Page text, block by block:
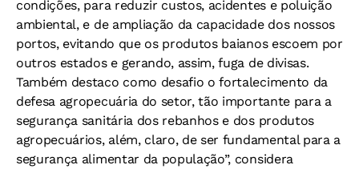
condições, para reduzir custos, acidentes e poluição
ambiental, e de ampliação da capacidade dos nossos
portos, evitando que os produtos baianos escoem por
outros estados e gerando, assim, fuga de divisas.
Também destaco como desafio o fortalecimento da
defesa agropecuária do setor, tão importante para a
segurança sanitária dos rebanhos e dos produtos
agropecuários, além, claro, de ser fundamental para a
segurança alimentar da população”, considera